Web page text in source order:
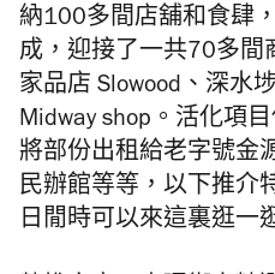
納100多間店舖和食肆
成，迎接了一共70多間
家品店 Slowood、深水
Midway shop。活化項
將部份出租給老字號金
民辦館等等，以下推介
日閒時可以來這裏逛一